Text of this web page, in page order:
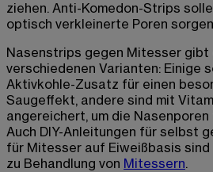
ziehen. Anti-Komedon-Strips
optisch verkleinerte Poren
Nasenstrips gegen Mitesser gibt
verschiedenen Varianten: Einige
Aktivkohle-Zusatz für einen
Saugeffekt, andere sind mit
angereichert, um die
Auch DIY-Anleitungen für selbst
für Mitesser auf Eiweißbasis
zu Behandlung von Mitessern.